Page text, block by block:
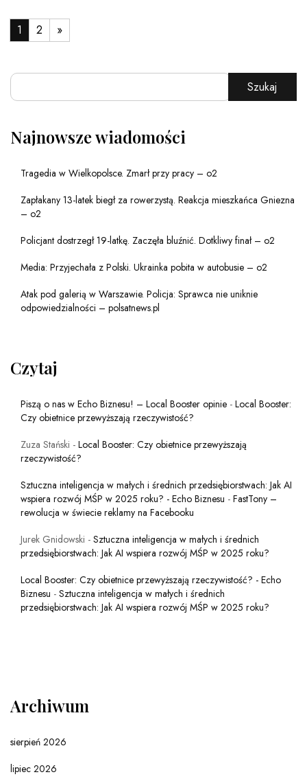
1 2 »
Szukaj
Najnowsze wiadomości
Tragedia w Wielkopolsce. Zmarł przy pracy – o2
Zapłakany 13-latek biegł za rowerzystą. Reakcja mieszkańca Gniezna
– o2
Policjant dostrzegł 19-latkę. Zaczęła bluźnić. Dotkliwy finał – o2
Media: Przyjechała z Polski. Ukrainka pobita w autobusie – o2
Atak pod galerią w Warszawie. Policja: Sprawca nie uniknie
odpowiedzialności – polsatnews.pl
Czytaj
Piszą o nas w Echo Biznesu! – Local Booster opinie - Local Booster:
Czy obietnice przewyższają rzeczywistość?
Zuza Stański - Local Booster: Czy obietnice przewyższają
rzeczywistość?
Sztuczna inteligencja w małych i średnich przedsiębiorstwach: Jak AI
wspiera rozwój MŚP w 2025 roku? - Echo Biznesu - FastTony –
rewolucja w świecie reklamy na Facebooku
Jurek Gnidowski - Sztuczna inteligencja w małych i średnich
przedsiębiorstwach: Jak AI wspiera rozwój MŚP w 2025 roku?
Local Booster: Czy obietnice przewyższają rzeczywistość? - Echo
Biznesu - Sztuczna inteligencja w małych i średnich
przedsiębiorstwach: Jak AI wspiera rozwój MŚP w 2025 roku?
Archiwum
sierpień 2026
lipiec 2026